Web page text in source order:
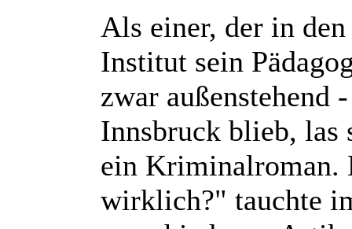
Als einer, der in
Institut sein
zwar außenstehend
Innsbruck blieb, las
ein Kriminalroman.
wirklich?" tauchte